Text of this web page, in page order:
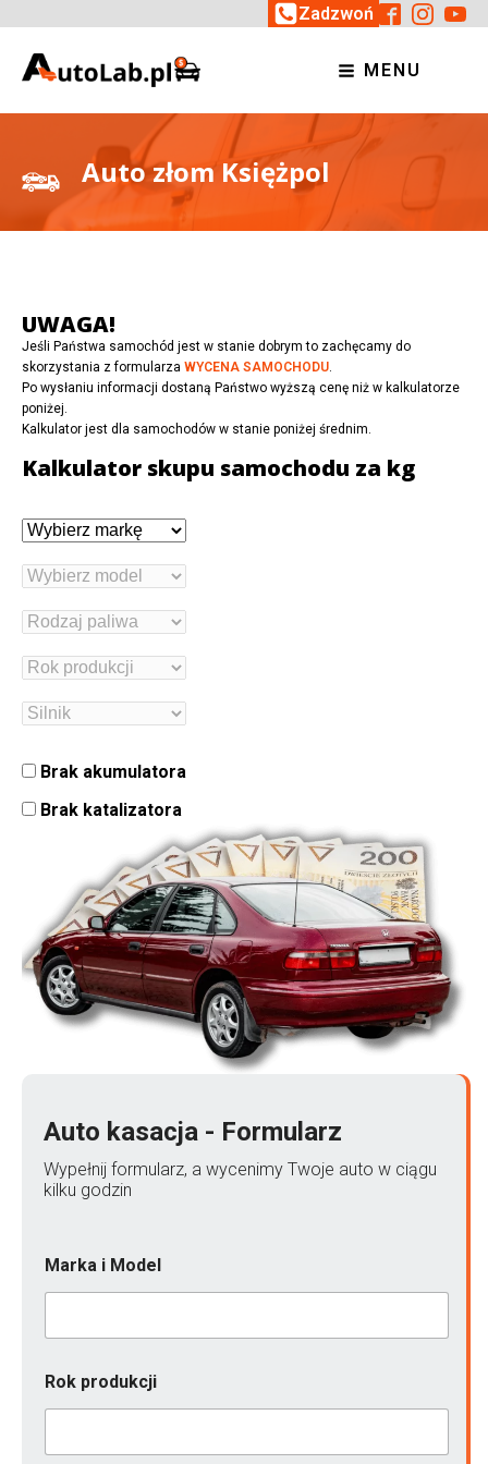
Zadzwoń
MENU
Auto złom Księżpol
UWAGA!
Jeśli Państwa samochód jest w stanie dobrym to zachęcamy do
skorzystania z formularza WYCENA SAMOCHODU.
Po wysłaniu informacji dostaną Państwo wyższą cenę niż w kalkulatorze
poniżej.
Kalkulator jest dla samochodów w stanie poniżej średnim.
Kalkulator skupu samochodu za kg
Brak akumulatora
Brak katalizatora
Auto kasacja - Formularz
Wypełnij formularz, a wycenimy Twoje auto w ciągu
kilku godzin
Marka i Model
Rok produkcji